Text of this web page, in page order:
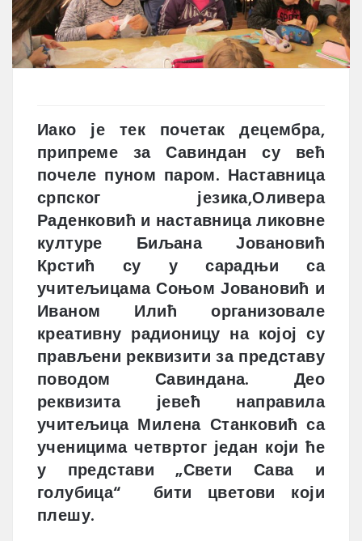
Иако је тек почетак децембра,
припреме за Савиндан су већ
почеле пуном паром. Наставница
српског језика,Оливера
Раденковић и наставница ликовне
културе Биљана Јовановић
Крстић су у сарадњи са
учитељицама Соњом Јовановић и
Иваном Илић организовале
креативну радионицу на којој су
прављени реквизити за представу
поводом Савиндана. Део
реквизита јевећ направила
учитељица Милена Станковић са
ученицима четвртог један који ће
у представи „Свети Сава и
голубица“ бити цветови који
плешу.